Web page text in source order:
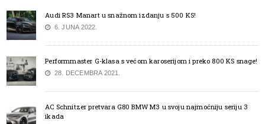
Audi RS3 Manart u snažnom izdanju s 500 KS!
6. JUNA 2022.
Performmaster G-klasa s većom karoserijom i preko 800 KS snage!
28. DECEMBRA 2021.
AC Schnitzer pretvara G80 BMW M3 u svoju najmoćniju seriju 3
ikada